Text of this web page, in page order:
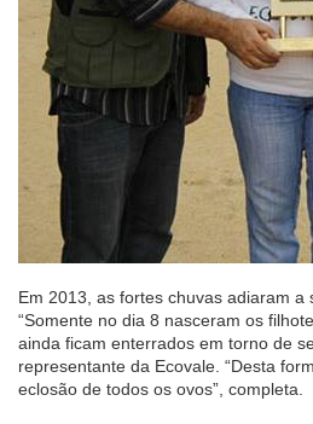
Em 2013, as fortes chuvas adiaram
“Somente no dia 8 nasceram os
ainda ficam enterrados em torno de
representante da Ecovale. “Desta
eclosão de todos os ovos”, completa.